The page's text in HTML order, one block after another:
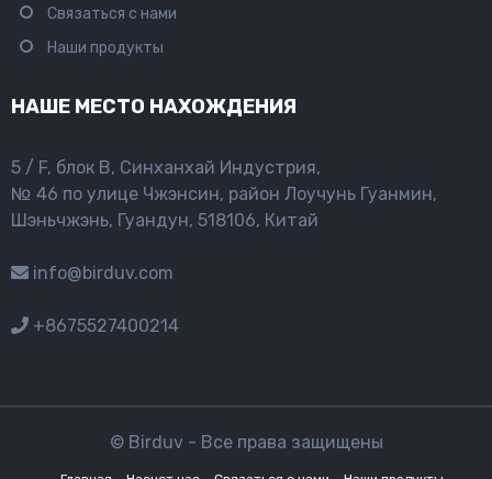
Связаться с нами
Наши продукты
НАШЕ МЕСТО НАХОЖДЕНИЯ
5 / F, блок B, Синханхай Индустрия,
№ 46 по улице Чжэнсин, район Лоучунь Гуанмин,
Шэньчжэнь, Гуандун, 518106, Китай
info@birduv.com
+8675527400214
© Birduv - Все права защищены